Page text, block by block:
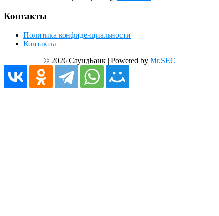
Контакты
Политика конфиденциальности
Контакты
© 2026 СаундБанк | Powered by Mr.SEO